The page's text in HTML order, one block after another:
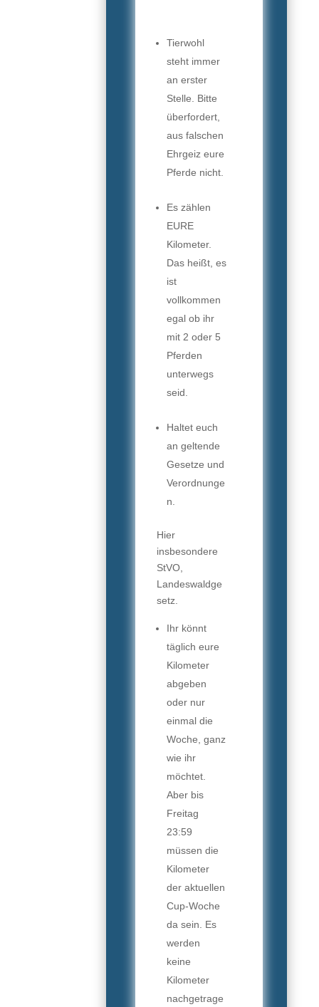
Tierwohl
steht immer
an erster
Stelle. Bitte
überfordert,
aus falschen
Ehrgeiz eure
Pferde nicht.
Es zählen
EURE
Kilometer.
Das heißt, es
ist
vollkommen
egal ob ihr
mit 2 oder 5
Pferden
unterwegs
seid.
Haltet euch
an geltende
Gesetze und
Verordnunge
n.
Hier
insbesondere
StVO,
Landeswaldge
setz.
Ihr könnt
täglich eure
Kilometer
abgeben
oder nur
einmal die
Woche, ganz
wie ihr
möchtet.
Aber bis
Freitag
23:59
müssen die
Kilometer
der aktuellen
Cup-Woche
da sein. Es
werden
keine
Kilometer
nachgetrage